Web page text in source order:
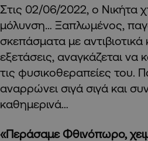
Στις 02/06/2022, ο Νικήτα
μόλυνση… Ξαπλωμένος,
σκεπάσματα με αντιβιοτικά
εξετάσεις, αναγκάζεται να
τις φυσικοθεραπείες του.
αναρρώνει σιγά σιγά και
καθημερινά…
«Περάσαμε Φθινόπωρο,